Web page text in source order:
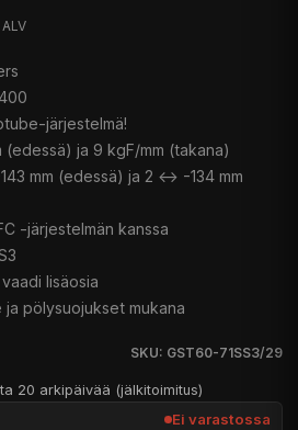
järjestelmä!
(edessä) ja 9 kgF/mm (takana)
mm (edessä) ja 2 <-> -134 mm
-järjestelmän kanssa
lisäosia
pölysuojukset mukana
SKU: GST60-71SS3/29
20 arkipäivää (jälkitoimitus)
Ei varastossa